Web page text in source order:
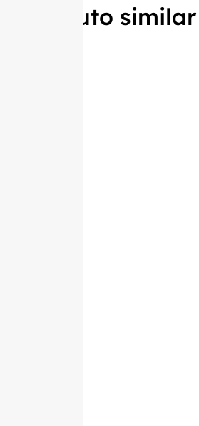
Produto similar